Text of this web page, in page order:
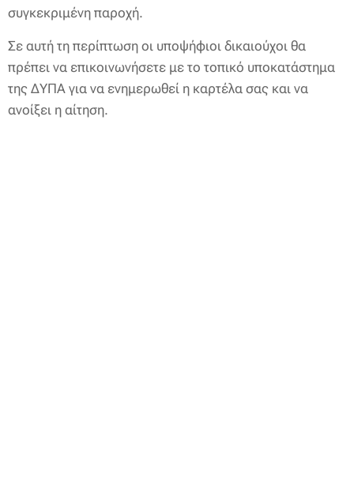
συγκεκριμένη παροχή.
Σε αυτή τη περίπτωση οι υποψήφιοι δικαιούχοι θα
πρέπει να επικοινωνήσετε με το τοπικό υποκατάστημα
της ΔΥΠΑ για να ενημερωθεί η καρτέλα σας και να
ανοίξει η αίτηση.